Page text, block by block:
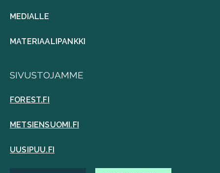
MEDIALLE
MATERIAALIPANKKI
SIVUSTOJAMME
FOREST.FI
METSIENSUOMI.FI
UUSIPUU.FI